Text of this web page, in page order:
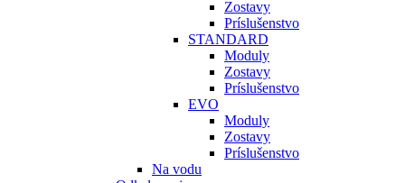
Zostavy
Príslušenstvo
STANDARD
Moduly
Zostavy
Príslušenstvo
EVO
Moduly
Zostavy
Príslušenstvo
Na vodu